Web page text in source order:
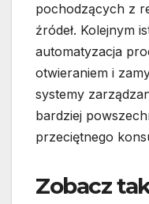
pochodzących z
źródeł. Kolejnym
automatyzacja
otwieraniem i
systemy
bardziej
przeciętnego
Zobacz